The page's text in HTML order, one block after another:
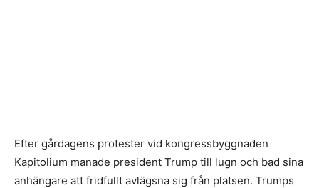
Efter gårdagens protester vid kongressbyggnaden
Kapitolium manade president Trump till lugn och bad sina
anhängare att fridfullt avlägsna sig från platsen. Trumps